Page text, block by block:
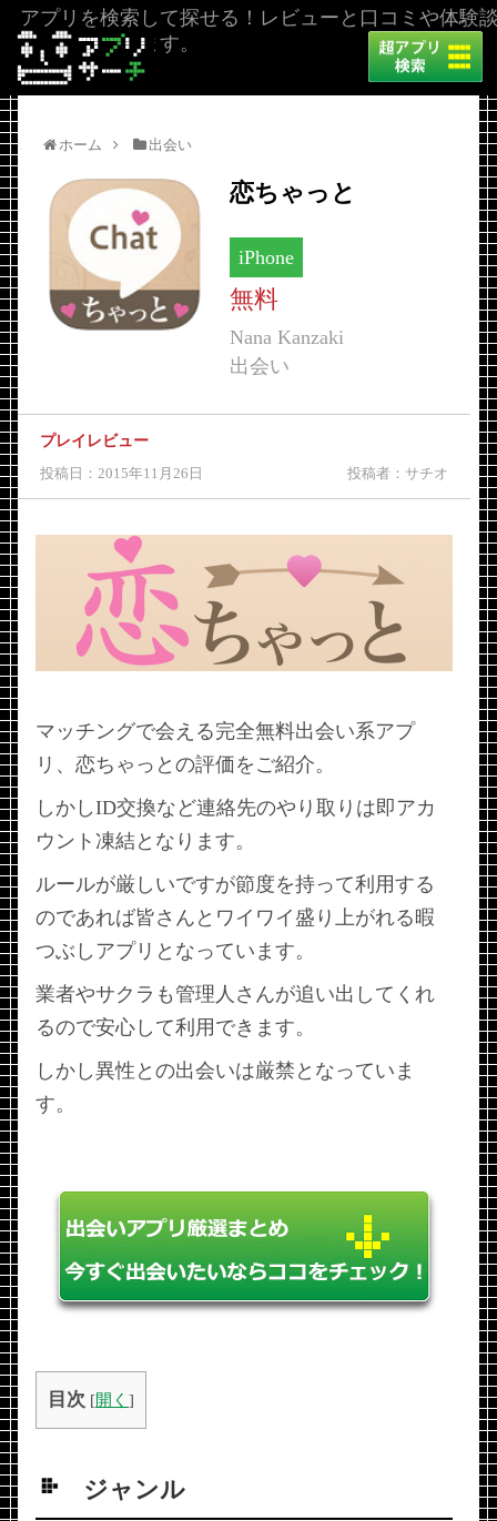
アプリを検索して探せる！レビューと口コミや体験
を掲載しています。
ホーム 出会い
恋ちゃっと
iPhone
無料
Nana Kanzaki
出会い
プレイレビュー
投稿日：2015年11月26日 投稿者：サチオ
マッチングで会える完全無料出会い系アプ
リ、恋ちゃっとの評価をご紹介。
しかしID交換など連絡先のやり取りは即アカ
ウント凍結となります。
ルールが厳しいですが節度を持って利用する
のであれば皆さんとワイワイ盛り上がれる暇
つぶしアプリとなっています。
業者やサクラも管理人さんが追い出してくれ
るので安心して利用できます。
しかし異性との出会いは厳禁となっていま
す。
目次 [開く ]
ジャンル